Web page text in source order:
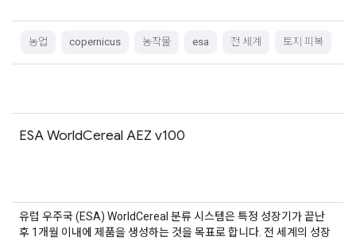
농업 copernicus 농작물 esa 전 세계 토지 피복
ESA WorldCereal AEZ v100
유럽 우주국 (ESA) WorldCereal 분류 시스템은 특정 성장기가 끝난
후 1개월 이내에 제품을 생성하는 것을 목표로 합니다. 전 세계의 성장